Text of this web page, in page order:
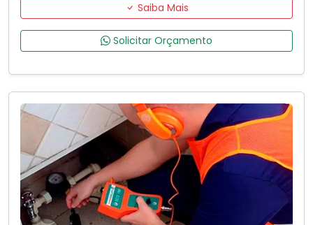
Saiba Mais
Solicitar Orçamento